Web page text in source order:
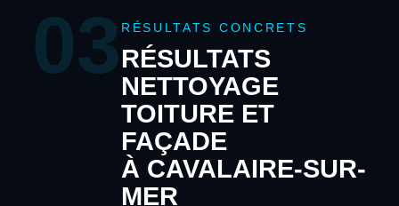
03 RÉSULTATS CONCRETS
RÉSULTATS
NETTOYAGE
TOITURE ET
FAÇADE
À CAVALAIRE-SUR-
MER